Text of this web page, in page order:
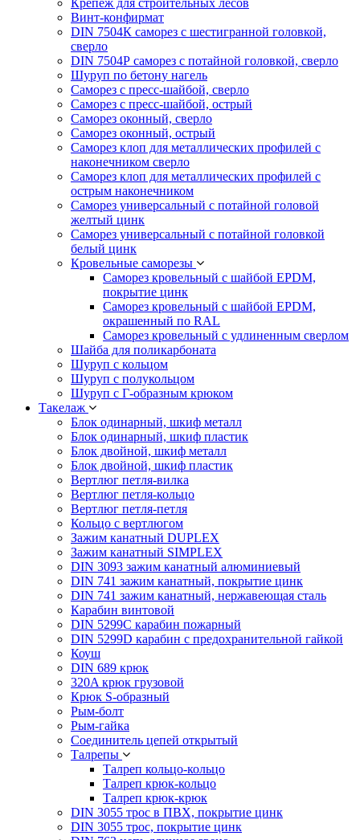
Крепеж для строительных лесов
Винт-конфирмат
DIN 7504К саморез с шестигранной головкой,
сверло
DIN 7504Р саморез с потайной головкой, сверло
Шуруп по бетону нагель
Саморез с пресс-шайбой, сверло
Саморез с пресс-шайбой, острый
Саморез оконный, сверло
Саморез оконный, острый
Саморез клоп для металлических профилей с
наконечником сверло
Саморез клоп для металлических профилей с
острым наконечником
Саморез универсальный с потайной головой
желтый цинк
Саморез универсальный с потайной головкой
белый цинк
Кровельные саморезы
Саморез кровельный с шайбой EPDM,
покрытие цинк
Саморез кровельный с шайбой EPDM,
окрашенный по RAL
Саморез кровельный с удлиненным сверлом
Шайба для поликарбоната
Шуруп с кольцом
Шуруп с полукольцом
Шуруп с Г-образным крюком
Такелаж
Блок одинарный, шкиф металл
Блок одинарный, шкиф пластик
Блок двойной, шкиф металл
Блок двойной, шкиф пластик
Вертлюг петля-вилка
Вертлюг петля-кольцо
Вертлюг петля-петля
Кольцо с вертлюгом
Зажим канатный DUPLEX
Зажим канатный SIMPLEX
DIN 3093 зажим канатный алюминиевый
DIN 741 зажим канатный, покрытие цинк
DIN 741 зажим канатный, нержавеющая сталь
Карабин винтовой
DIN 5299C карабин пожарный
DIN 5299D карабин с предохранительной гайкой
Коуш
DIN 689 крюк
320A крюк грузовой
Крюк S-образный
Рым-болт
Рым-гайка
Соединитель цепей открытый
Талрепы
Талреп кольцо-кольцо
Талреп крюк-кольцо
Талреп крюк-крюк
DIN 3055 трос в ПВХ, покрытие цинк
DIN 3055 трос, покрытие цинк